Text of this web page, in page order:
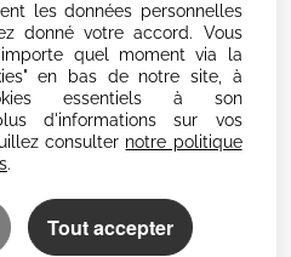
Logiciel immobilier Adapt Immo
Création site immobilier
Référencement site immobilier
les données personnelles
donné votre accord. Vous
quel moment via la
en bas de notre site, à
essentiels à son
d'informations sur vos
consulter notre politique
.
Tout accepter